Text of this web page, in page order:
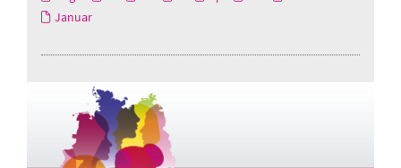
Januar